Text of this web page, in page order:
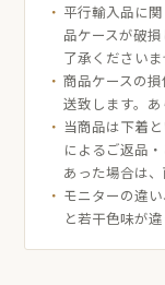
平行輸入品に
品ケースが破
了承くださいま
商品ケースの
送致します。あ
当商品は下着
によるご返品
あった場合は
モニターの違
と若干色味が